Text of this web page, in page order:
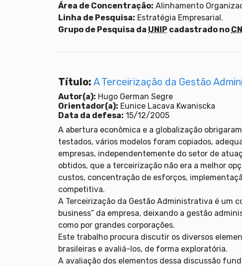
Área de Concentração: Alinhamento
Linha de Pesquisa: Estratégia Empresarial.
Grupo de Pesquisa da UNIP cadastrado no
Título: A Terceirização da Gestão
Autor(a): Hugo German Segre
Orientador(a): Eunice Lacava Kwaniscka
Data da defesa: 15/12/2005
A abertura econômica e a globalização
testados, vários modelos foram copiados,
empresas, independentemente do setor de
obtidos, que a terceirização não era a melhor
custos, concentração de esforços,
competitiva.
A Terceirização da Gestão Administrativa é um
business” da empresa, deixando a gestão
como por grandes corporações.
Este trabalho procura discutir os diversos
brasileiras e avaliá-los, de forma exploratória.
A avaliação dos elementos dessa discussão